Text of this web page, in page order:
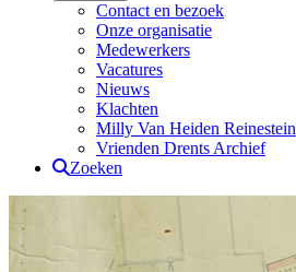
Contact en bezoek
Onze organisatie
Medewerkers
Vacatures
Nieuws
Klachten
Milly Van Heiden Reinestein
Vrienden Drents Archief
Zoeken
Drents Archief